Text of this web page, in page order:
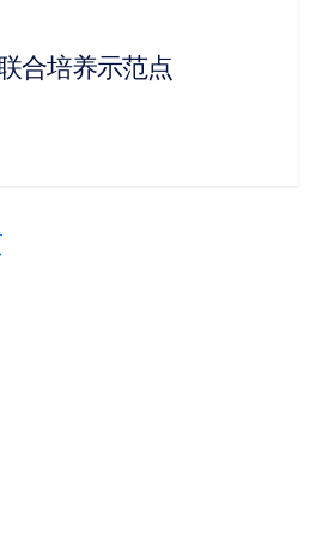
合培养示范点